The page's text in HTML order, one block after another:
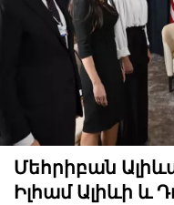
Մեհրիբան
Իլհամ Ալիևի և